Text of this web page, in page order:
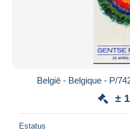
België - Belgique - P/
±
Estatus